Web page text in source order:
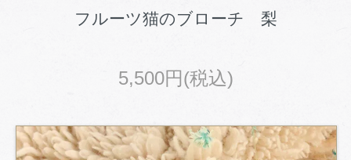
フルーツ猫のブローチ 梨
5,500円(税込)